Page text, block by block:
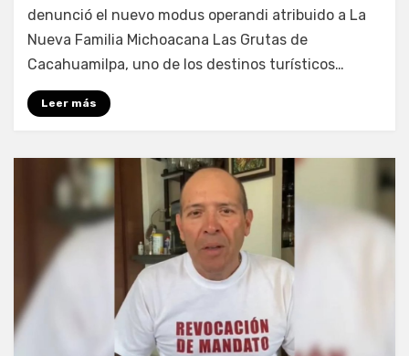
denunció el nuevo modus operandi atribuido a La
Nueva Familia Michoacana Las Grutas de
Cacahuamilpa, uno de los destinos turísticos…
Leer más